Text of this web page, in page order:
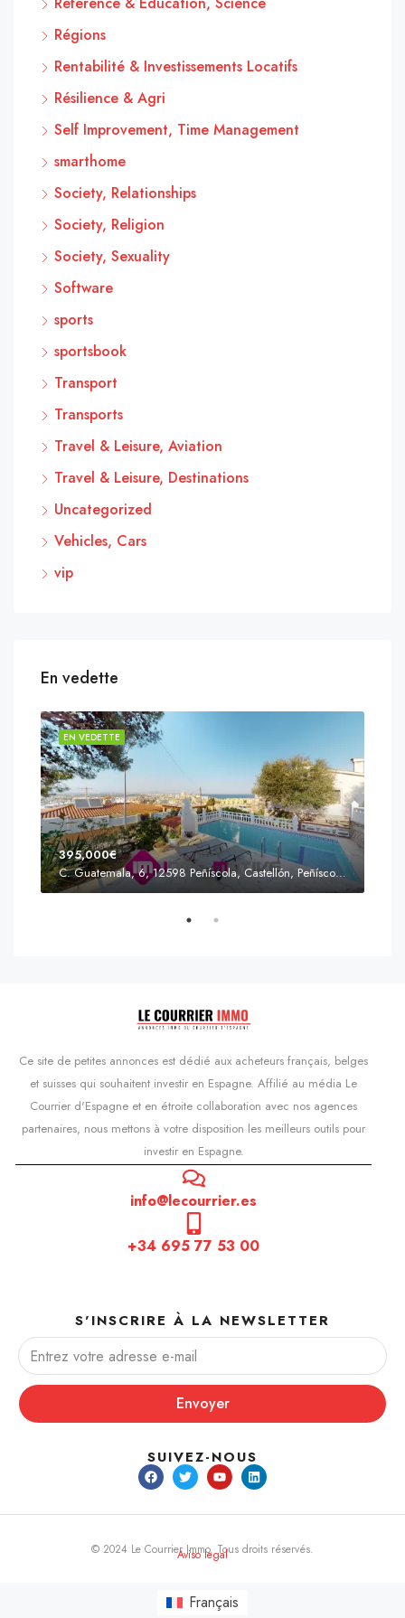
Régions
Rentabilité & Investissements Locatifs
Résilience & Agri
Self Improvement, Time Management
smarthome
Society, Relationships
Society, Religion
Society, Sexuality
Software
sports
sportsbook
Transport
Transports
Travel & Leisure, Aviation
Travel & Leisure, Destinations
Uncategorized
Vehicles, Cars
vip
En vedette
EN VEDETTE
395,000€
C. Guatemala, 6, 12598 Peñíscola, Castellón, Peñíscola, Communauté valencienne
Ce site de petites annonces est dédié aux acheteurs français, belges
et suisses qui souhaitent investir en Espagne. Affilié au média Le
Courrier d'Espagne et en étroite collaboration avec nos agences
partenaires, nous mettons à votre disposition les meilleurs outils pour
investir en Espagne.
info@lecourrier.es
+34 695 77 53 00
S'INSCRIRE À LA NEWSLETTER
Envoyer
SUIVEZ-NOUS
© 2024 Le Courrier Immo. Tous droits réservés.
Aviso legal
Français